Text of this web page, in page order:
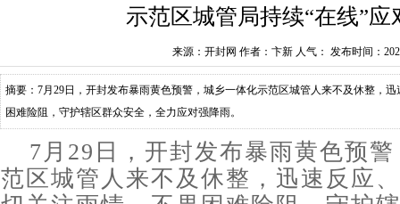
示范区城管局持续“在线”应
来源：开封网 作者：卞新 人气： 发布时间：
摘要：7月29日，开封发布暴雨黄色预警，城乡一体化示范区城管人来不及休整，
困难险阻，守护辖区群众安全，全力应对强降雨。
7月29日，开封发布暴雨黄色预
范区城管人来不及休整，迅速反应